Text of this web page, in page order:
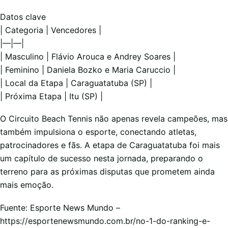
Datos clave
| Categoria | Vencedores |
|—|—|
| Masculino | Flávio Arouca e Andrey Soares |
| Feminino | Daniela Bozko e Maria Caruccio |
| Local da Etapa | Caraguatatuba (SP) |
| Próxima Etapa | Itu (SP) |
O Circuito Beach Tennis não apenas revela campeões, mas
também impulsiona o esporte, conectando atletas,
patrocinadores e fãs. A etapa de Caraguatatuba foi mais
um capítulo de sucesso nesta jornada, preparando o
terreno para as próximas disputas que prometem ainda
mais emoção.
Fuente: Esporte News Mundo –
https://esportenewsmundo.com.br/no-1-do-ranking-e-